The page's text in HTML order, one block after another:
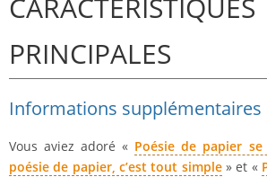
CARACTÉRISTIQUES
PRINCIPALES
Informations supplémentaires
Vous aviez adoré « Poésie de papier
poésie de papier, c’est tout simple» et «